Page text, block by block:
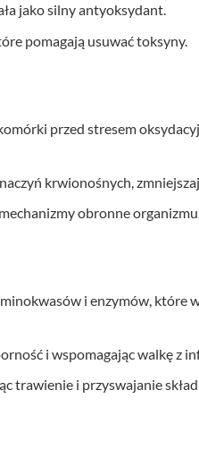
jako silny antyoksydant.
pomagają usuwać toksyny.
przed stresem
krwionośnych,
obronne
i enzymów, które
i wspomagając walkę z
trawienie i przyswajanie